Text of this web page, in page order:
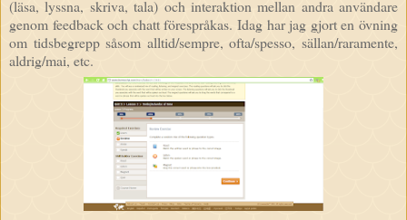
(läsa, lyssna, skriva, tala) och interaktion mellan andra användare
genom feedback och chatt förespråkas. Idag har jag gjort en övning
om tidsbegrepp såsom alltid/sempre, ofta/spesso, sällan/raramente,
aldrig/mai, etc.